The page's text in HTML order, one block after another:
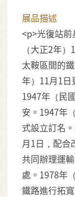
展品描述
<p>光復站
（大正2年
太鞍區間的
年）11月1
1947年（民
安。1947年
式設立訂名
月1日，配合
共同辦理運
處。1978年
鐵路進行拓